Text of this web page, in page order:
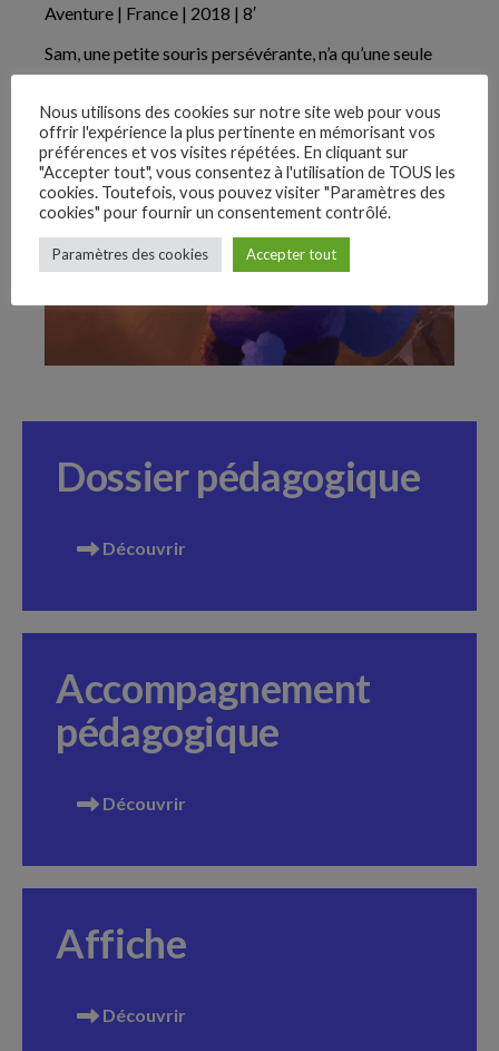
Follow Us
Aventure | France | 2018 | 8′
Sam, une petite souris persévérante, n’a qu’une seule
obsession dans la vie : voler avec les hirondelles. Pour
réaliser son rêve le plus fou, il va devoir affronter de
nombreux obstacles…
Dossier pédagogique
Découvrir
Accompagnement
pédagogique
Découvrir
Affiche
Découvrir
Nous utilisons des cookies sur notre site web pour vous
offrir l'expérience la plus pertinente en mémorisant vos
préférences et vos visites répétées. En cliquant sur
"Accepter tout", vous consentez à l'utilisation de TOUS les
cookies. Toutefois, vous pouvez visiter "Paramètres des
cookies" pour fournir un consentement contrôlé.
Paramètres des cookies Accepter tout